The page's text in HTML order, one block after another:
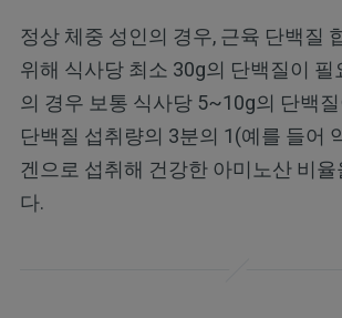
정상 체중 성인의 경우, 근육 단백질
위해 식사당 최소 30g의 단백질이 필
의 경우 보통 식사당 5~10g의 단백
단백질 섭취량의 3분의 1(예를 들어
겐으로 섭취해 건강한 아미노산 비
다.